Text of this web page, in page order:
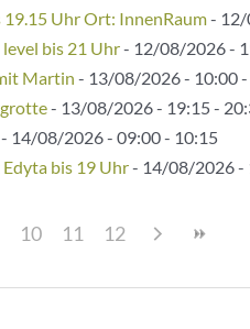
19.15 Uhr Ort: InnenRaum- 12/
bis 21 Uhr- 12/08/2026 -
Martin - 13/08/2026 - 10:00
- 13/08/2026 - 19:15 -
- 14/08/2026 - 09:00 - 10:15
bis 19 Uhr- 14/08/2026 -
10 11 12